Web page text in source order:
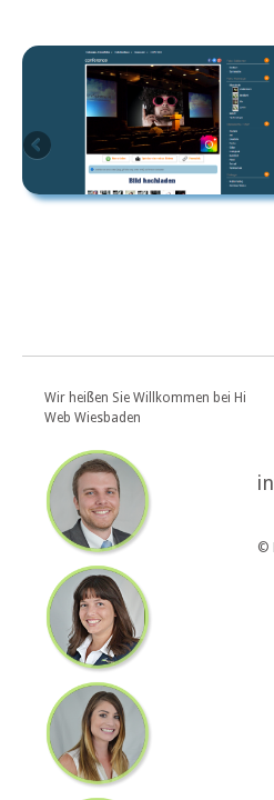
Wir heißen Sie Willkommen bei Hi
Web Wiesbaden
©